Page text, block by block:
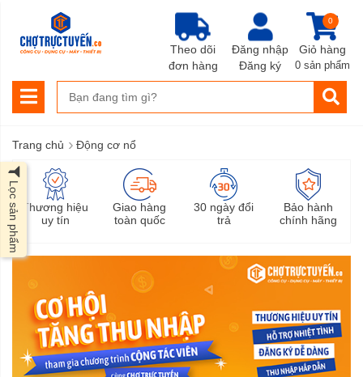
Đăng nhập
Đăng ký
Giỏ hàng
0
0 sản phẩm
Theo dõi
đơn hàng
Trang chủ › Động cơ nổ
Thương hiệu
uy tín
Giao hàng
toàn quốc
30 ngày đổi
trả
Bảo hành
chính hãng
Lọc sản phẩm